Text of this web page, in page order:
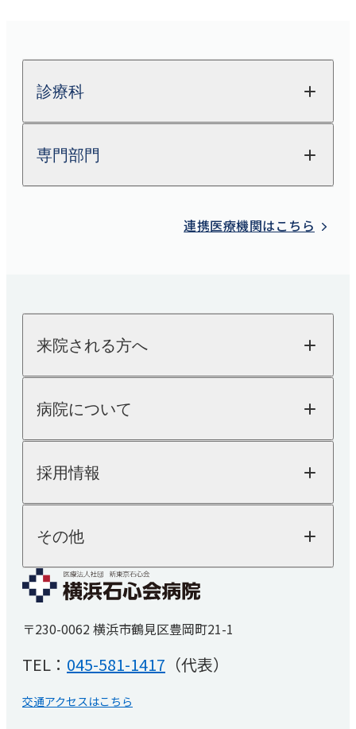
診療科
整形外科
（完全内視鏡下手術）センター
肩
内科
消化器内科
乳腺外科
内視鏡検査
麻酔科
（SAS）外来
リハビリテーション科
専門部門
薬剤科
連携医療機関はこちら
〒230-0062 横浜市鶴見区豊岡町21-1
TEL： 045-581-1417 （代表）
交通アクセスはこちら
来院される方へ
外来のご案内
入院のご案内
健康診断
病院について
病院についてTOP
院長ご挨拶
医療機器紹介
「人を対象とする医学系研究の倫理指針」に基
採用情報
看護師採用
医療技術職採用
事務職その他採用
その他
よくあるご質問
医療関係者の方へ
患者さんの権利と義務